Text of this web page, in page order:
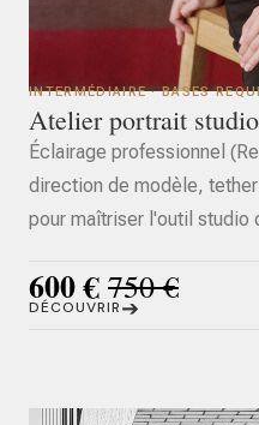
INTERMÉDIAIRE · BASES
Atelier portrait
Éclairage professionnel
direction de modèle,
pour maîtriser l'outil studio
600 € 750 €
DÉCOUVRIR➔